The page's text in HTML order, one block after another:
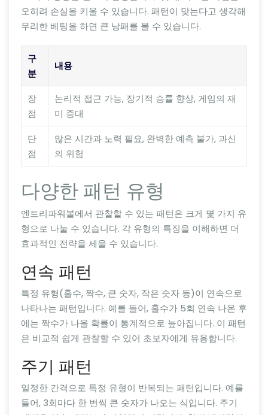
오히려 손실을 키울 수 있습니다. 패턴이 맞는다고 생각해
무리한 베팅을 하면 큰 낭패를 볼 수 있습니다.
구
분
내용
장
점
논리적 접근 가능, 장기적 승률 향상, 게임의 재
미 증대
단
점
많은 시간과 노력 필요, 완벽한 예측 불가, 과신
의 위험
다양한 패턴 유형
엔트리파워볼에서 관찰할 수 있는 패턴은 크게 몇 가지 유
형으로 나눌 수 있습니다. 각 유형의 특징을 이해하면 더
효과적인 전략을 세울 수 있습니다.
연속 패턴
특정 유형(홀수, 짝수, 큰 숫자, 작은 숫자 등)이 연속으로
나타나는 패턴입니다. 예를 들어, 홀수가 5회 연속 나온 후
에는 짝수가 나올 확률이 통계적으로 높아집니다. 이 패턴
은 비교적 쉽게 관찰할 수 있어 초보자에게 유용합니다.
주기 패턴
일정한 간격으로 특정 유형이 반복되는 패턴입니다. 예를
들어, 3회마다 한 번씩 큰 숫자가 나오는 식입니다. 주기